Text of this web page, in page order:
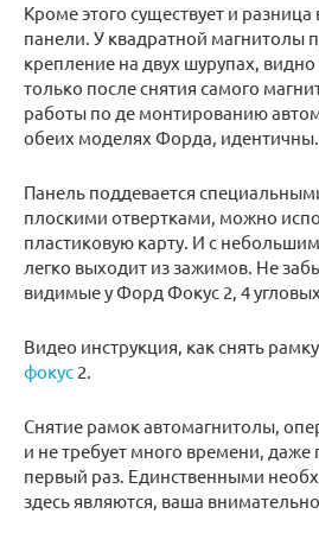
Кроме этого существует и
панели. У квадратной магнитолы
крепление на двух шурупах,
только после снятия самого
работы по де монтированию
обеих моделях Форда, идентичны.
Панель поддевается
плоскими отвертками, можно
пластиковую карту. И с
легко выходит из зажимов. Не
видимые у Форд Фокус 2, 4
Видео инструкция, как снять рамку
фокус 2.
Снятие рамок автомагнитолы,
и не требует много времени, даже
первый раз. Единственными
здесь являются, ваша